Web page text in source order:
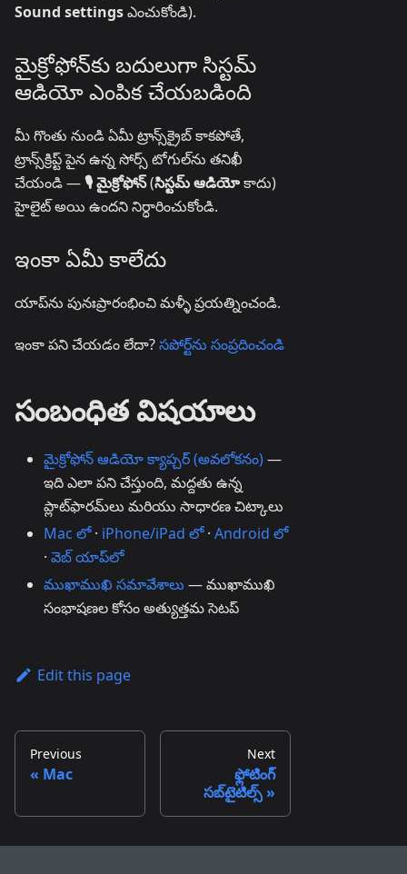
Sound settingsఎంచుకోండి).
మైక్రోఫోన్‌కు బదులుగా సిస్టమ్
ఆడియో ఎంపిక చేయబడింది
మీ గొంతు నుండి ఏమీ ట్రాన్స్‌క్రైబ్ కాకపోతే,
ట్రాన్స్‌క్రిప్ట్ పైన ఉన్న సోర్స్ టోగుల్‌ను తనిఖీ
చేయండి —🎙️ మైక్రోఫోన్(సిస్టమ్ ఆడియోకాదు)
హైలైట్ అయి ఉందని నిర్ధారించుకోండి.
ఇంకా ఏమీ కాలేదు
యాప్‌ను పునఃప్రారంభించి మళ్ళీ ప్రయత్నించండి.
ఇంకా పని చేయడం లేదా?సపోర్ట్‌ను సంప్రదించండి
సంబంధిత విషయాలు
మైక్రోఫోన్ ఆడియో క్యాప్చర్ (అవలోకనం)—
ఇది ఎలా పని చేస్తుంది, మద్దతు ఉన్న
ప్లాట్‌ఫారమ్‌లు మరియు సాధారణ చిట్కాలు
Mac లో· iPhone/iPad లో· Android లో
· వెబ్ యాప్‌లో
ముఖాముఖి సమావేశాలు — ముఖాముఖి
సంభాషణల కోసం అత్యుత్తమ సెటప్
Edit this page
Previous
Mac
Next
ఫ్లోటింగ్
సబ్‌టైటిల్స్